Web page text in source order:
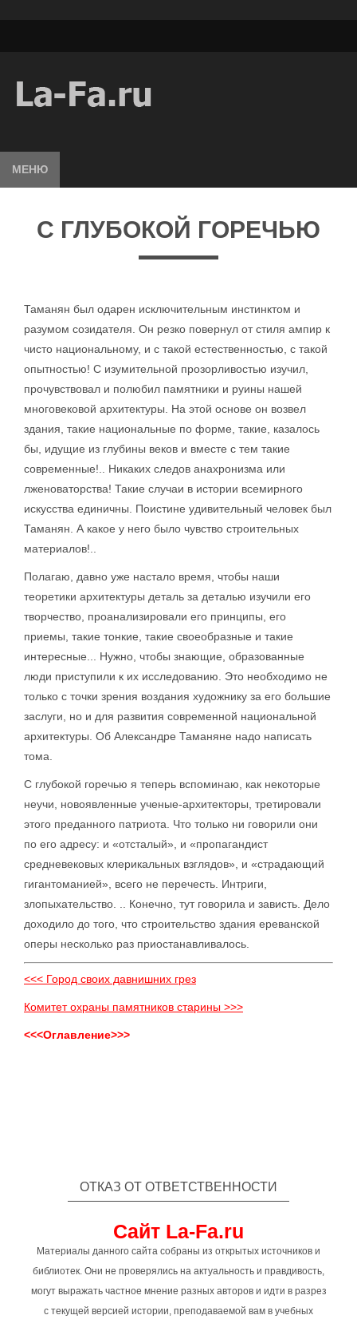
МЕНЮ
С ГЛУБОКОЙ ГОРЕЧЬЮ
Таманян был одарен исключительным инстинктом и
разумом созидателя. Он резко повернул от стиля ампир к
чисто национальному, и с такой естественностью, с такой
опытностью! С изумительной прозорливостью изучил,
прочувствовал и полюбил памятники и руины нашей
многовековой архитектуры. На этой основе он возвел
здания, такие национальные по форме, такие, казалось
бы, идущие из глубины веков и вместе с тем такие
современные!.. Никаких следов анахронизма или
лженоваторства! Такие случаи в истории всемирного
искусства единичны. Поистине удивительный человек был
Таманян. А какое у него было чувство строительных
материалов!..
Полагаю, давно уже настало время, чтобы наши
теоретики архитектуры деталь за деталью изучили его
творчество, проанализировали его принципы, его
приемы, такие тонкие, такие своеобразные и такие
интересные... Нужно, чтобы знающие, образованные
люди приступили к их исследованию. Это необходимо не
только с точки зрения воздания художнику за его большие
заслуги, но и для развития современной национальной
архитектуры. Об Александре Таманяне надо написать
тома.
С глубокой горечью я теперь вспоминаю, как некоторые
неучи, новоявленные ученые-архитекторы, третировали
этого преданного патриота. Что только ни говорили они
по его адресу: и «отсталый», и «пропагандист
средневековых клерикальных взглядов», и «страдающий
гигантоманией», всего не перечесть. Интриги,
злопыхательство. .. Конечно, тут говорила и зависть. Дело
доходило до того, что строительство здания ереванской
оперы несколько раз приостанавливалось.
<<< Город своих давнишних грез
Комитет охраны памятников старины >>>
<<<Оглавление>>>
ОТКАЗ ОТ ОТВЕТСТВЕННОСТИ
Сайт La-Fa.ru
Материалы данного сайта собраны из открытых источников и
библиотек. Они не проверялись на актуальность и правдивость,
могут выражать частное мнение разных авторов и идти в разрез
с текущей версией истории, преподаваемой вам в учебных